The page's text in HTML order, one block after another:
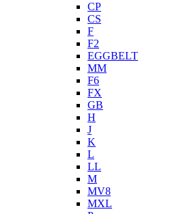
CP
CS
F
F2
EGGBELT
MM
F6
FX
GB
H
J
K
L
LL
M
MV8
MXL